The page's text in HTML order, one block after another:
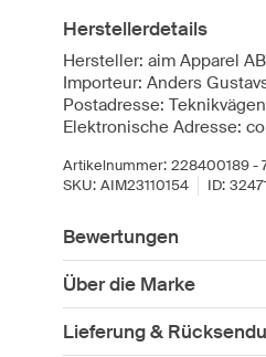
Herstellerdetails
Hersteller: aim Apparel AB
Importeur: Anders
Postadresse:
Elektronische Adresse:
Artikelnummer: 228400189 -
SKU: AIM23110154 ID:
Bewertungen
Über die Marke
Lieferung &